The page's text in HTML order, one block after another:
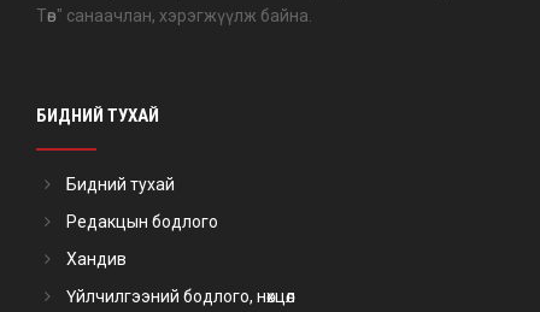
Төв" санаачлан, хэрэгжүүлж байна.
БИДНИЙ ТУХАЙ
Бидний тухай
Редакцын бодлого
Хандив
Үйлчилгээний бодлого, нөхцөл